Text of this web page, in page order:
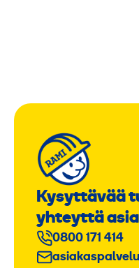
Kysyttävää
yhteyttä
0800 171 414